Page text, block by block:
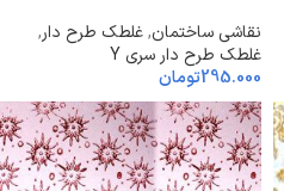
نقاشی ساختمان,غلطک طرح دار,
غلطک طرح دار سری Y
295.000تومان